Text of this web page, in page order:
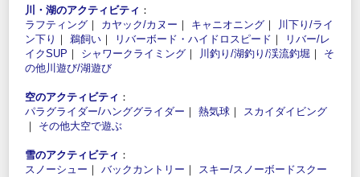
川・湖のアクティビティ ：
ラフティング ｜ カヤック/カヌー ｜ キャニオニング ｜
川下り/ライ
ン下り ｜ 鵜飼い ｜ リバーボード・ハイドロスピード ｜
リバー/レ
イクSUP ｜ シャワークライミング ｜ 川釣り/湖釣り/渓流釣堀 ｜ そ
の他川遊び/湖遊び
空のアクティビティ ：
パラグライダー/ハンググライダー ｜ 熱気球 ｜ スカイダイビング
｜ その他大空で遊ぶ
雪のアクティビティ ：
スノーシュー ｜ バックカントリー ｜ スキー/スノーボードスクー